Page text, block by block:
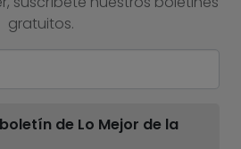
gratuitos.
de Lo Mejor de la